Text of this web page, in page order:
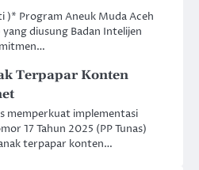
)* Program Aneuk Muda Aceh
diusung Badan Intelijen
Terpapar Konten
memperkuat implementasi
17 Tahun 2025 (PP Tunas)
terpapar konten…